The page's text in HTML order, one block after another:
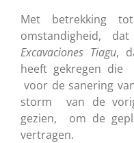
Met betrekking
omstandigheid,
Excavaciones Tiagu,
heeft gekregen die
voor de sanering
storm van de
gezien, om de
vertragen.